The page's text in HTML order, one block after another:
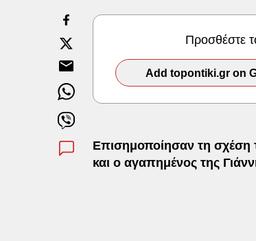
Προσθέστε
Add topontiki.gr on
Επισημοποίησαν τη σχέση
και ο αγαπημένος της